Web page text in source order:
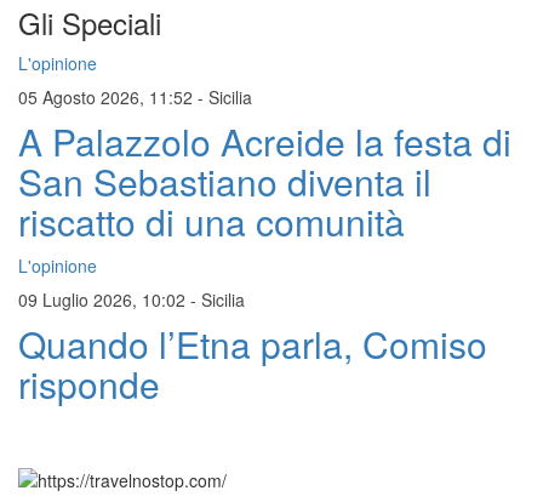
Gli Speciali
L'opinione
05 Agosto 2026, 11:52 - Sicilia
A Palazzolo Acreide la festa di
San Sebastiano diventa il
riscatto di una comunità
L'opinione
09 Luglio 2026, 10:02 - Sicilia
Quando l’Etna parla, Comiso
risponde